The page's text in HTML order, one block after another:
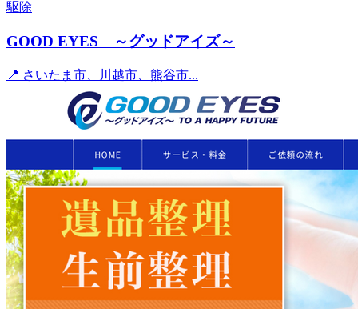
駆除
GOOD EYES ～グッドアイズ～
📍 さいたま市、川越市、熊谷市...